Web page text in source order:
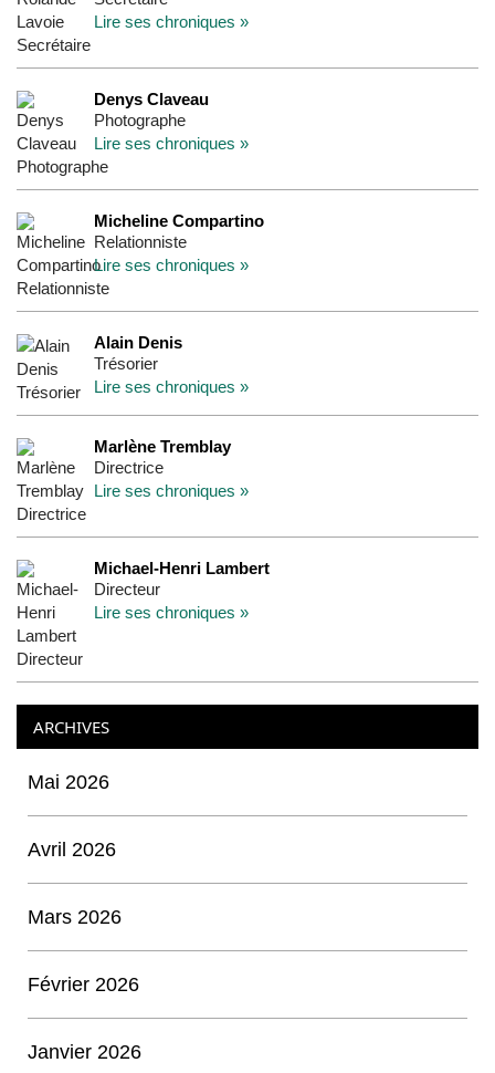
Lire ses chroniques »
Denys Claveau
Photographe
Lire ses chroniques »
Micheline Compartino
Relationniste
Lire ses chroniques »
Alain Denis
Trésorier
Lire ses chroniques »
Marlène Tremblay
Directrice
Lire ses chroniques »
Michael-Henri Lambert
Directeur
Lire ses chroniques »
ARCHIVES
Mai 2026
Avril 2026
Mars 2026
Février 2026
Janvier 2026